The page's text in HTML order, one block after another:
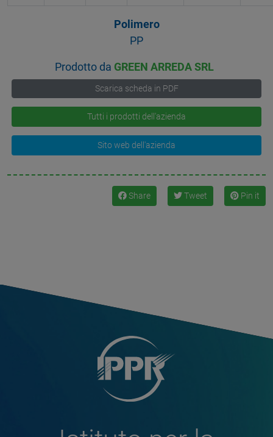
Polimero
PP
Prodotto da GREEN ARREDA SRL
Scarica scheda in PDF
Tutti i prodotti dell'azienda
Sito web dell'azienda
Share Tweet Pin it